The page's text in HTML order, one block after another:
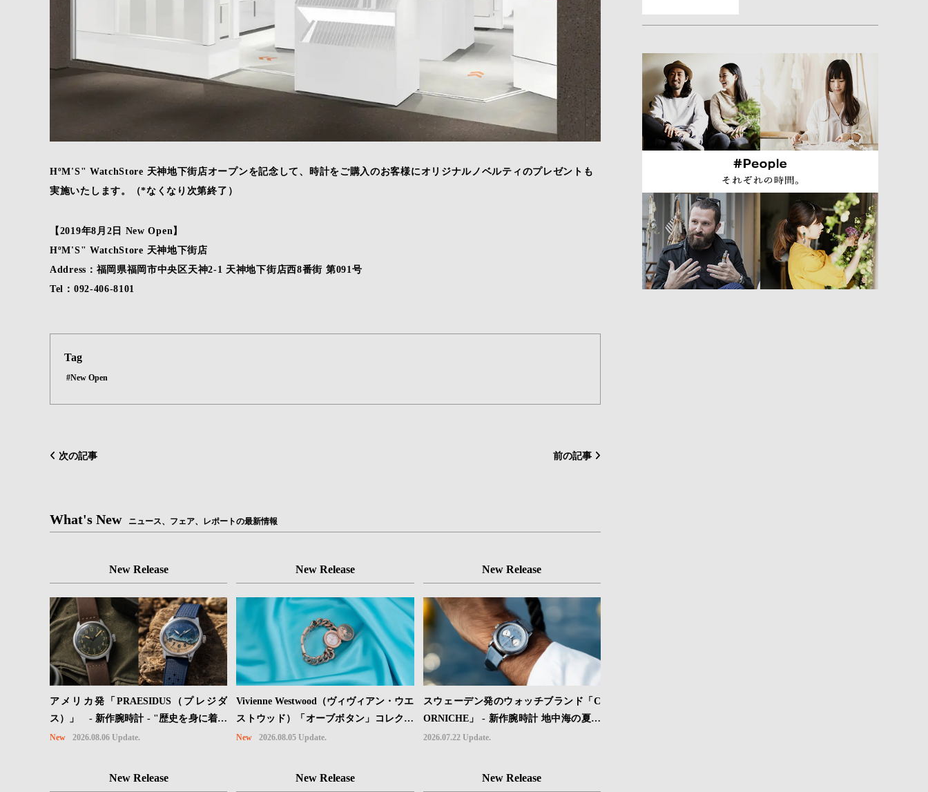
HºM'S" WatchStore 天神地下街店オープンを記念して、時計をご購入のお客様にオリジナルノベルティのプレゼントも
実施いたします。（*なくなり次第終了）
【2019年8月2日 New Open】
HºM'S" WatchStore 天神地下街店
Address：福岡県福岡市中央区天神2-1 天神地下街店西8番街 第091号
Tel：092-406-8101
Tag
#New Open
次の記事 前の記事
What's New ニュース、フェア、レポートの最新情報
New Release
アメリカ発「PRAESIDUS（プレジダ
ス）」 - 新作腕時計 - "歴史を身に着け
る“ -戦場を駆け抜けたWillys MBのボン
New 2026.08.06 Update.
New Release
Vivienne Westwood（ヴィヴィアン・ウエ
ストウッド）「オーブボタン」コレクシ
ョンに、⽇本限定カラーのローズゴール
New 2026.08.05 Update.
New Release
スウェーデン発のウォッチブランド「C
ORNICHE」 - 新作腕時計 地中海の夏を
映す、爽やかなブルーダイヤル「Heritag
2026.07.22 Update.
New Release New Release New Release